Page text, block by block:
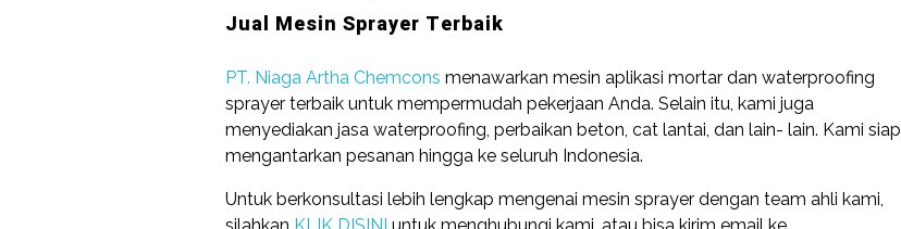
Jual Mesin Sprayer Terbaik
PT. Niaga Artha Chemcons menawarkan mesin aplikasi mortar dan waterproofing
sprayer terbaik untuk mempermudah pekerjaan Anda. Selain itu, kami juga
menyediakan jasa waterproofing, perbaikan beton, cat lantai, dan lain- lain. Kami siap
mengantarkan pesanan hingga ke seluruh Indonesia.
Untuk berkonsultasi lebih lengkap mengenai mesin sprayer dengan team ahli kami,